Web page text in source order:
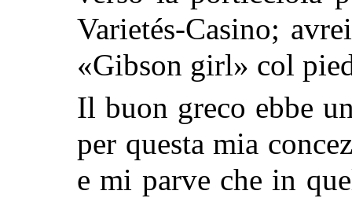
Varietés-Casino;
«Gibson girl» col
Il buon greco ebbe
per questa mia
e mi parve che in